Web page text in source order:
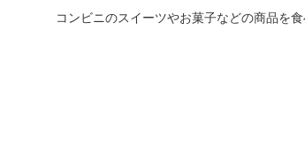
コンビニのスイーツやお菓子などの商品を